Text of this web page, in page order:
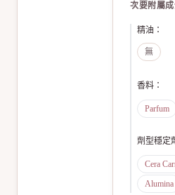
次要附屬
精油 ：
無
香料 ：
Parfum
劑型穩定
Cera
Alumina